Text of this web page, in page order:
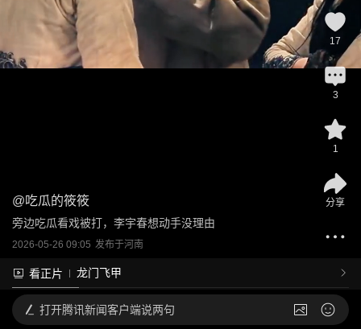
@吃瓜的筱筱
旁边吃瓜看戏被打，李宇春想动手没理由
2026-05-26 09:05 发布于河南
看正片 龙门飞甲
17
3
1
分享
打开腾讯新闻客户端说两句